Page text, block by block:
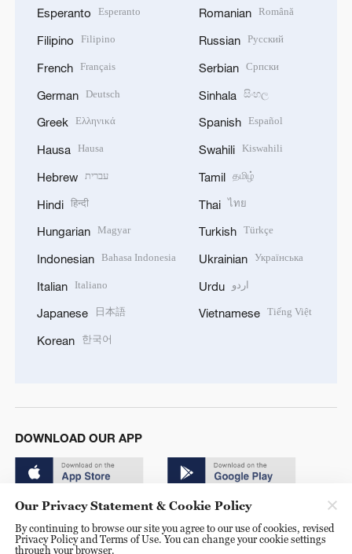
Esperanto Esperanto
Filipino Filipino
French Français
German Deutsch
Greek Ελληνικά
Hausa Hausa
Hebrew עברית
Hindi हिन्दी
Hungarian Magyar
Indonesian Bahasa Indonesia
Italian Italiano
Japanese 日本語
Korean 한국어
Romanian Română
Russian Русский
Serbian Српски
Sinhala සිංහල
Spanish Español
Swahili Kiswahili
Tamil தமிழ்
Thai ไทย
Turkish Türkçe
Ukrainian Українська
Urdu اردو
Vietnamese Tiếng Việt
DOWNLOAD OUR APP
Our Privacy Statement & Cookie Policy
By continuing to browse our site you agree to our use of cookies, revised
Privacy Policy and Terms of Use. You can change your cookie settings
through your browser.